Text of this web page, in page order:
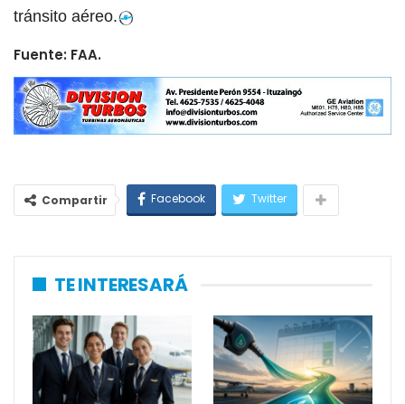
tránsito aéreo.
Fuente: FAA.
Compartir Facebook Twitter
TE INTERESARÁ